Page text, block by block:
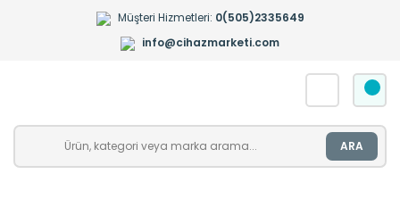
Müşteri Hizmetleri: 0(505)2335649
info@cihazmarketi.com
ARA